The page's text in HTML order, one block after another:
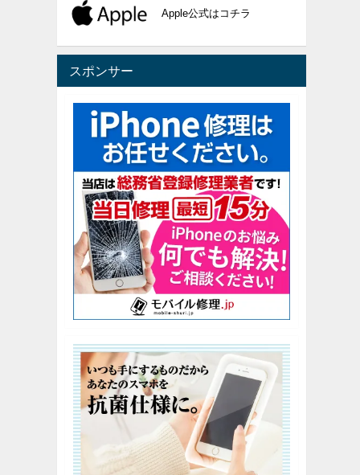
Apple公式はコチラ
スポンサー